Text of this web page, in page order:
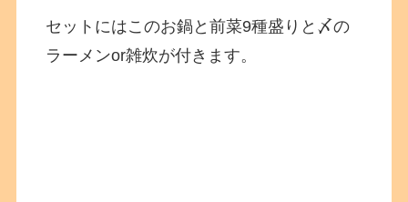
セットにはこのお鍋と前菜9種盛りと〆の
ラーメンor雑炊が付きます。